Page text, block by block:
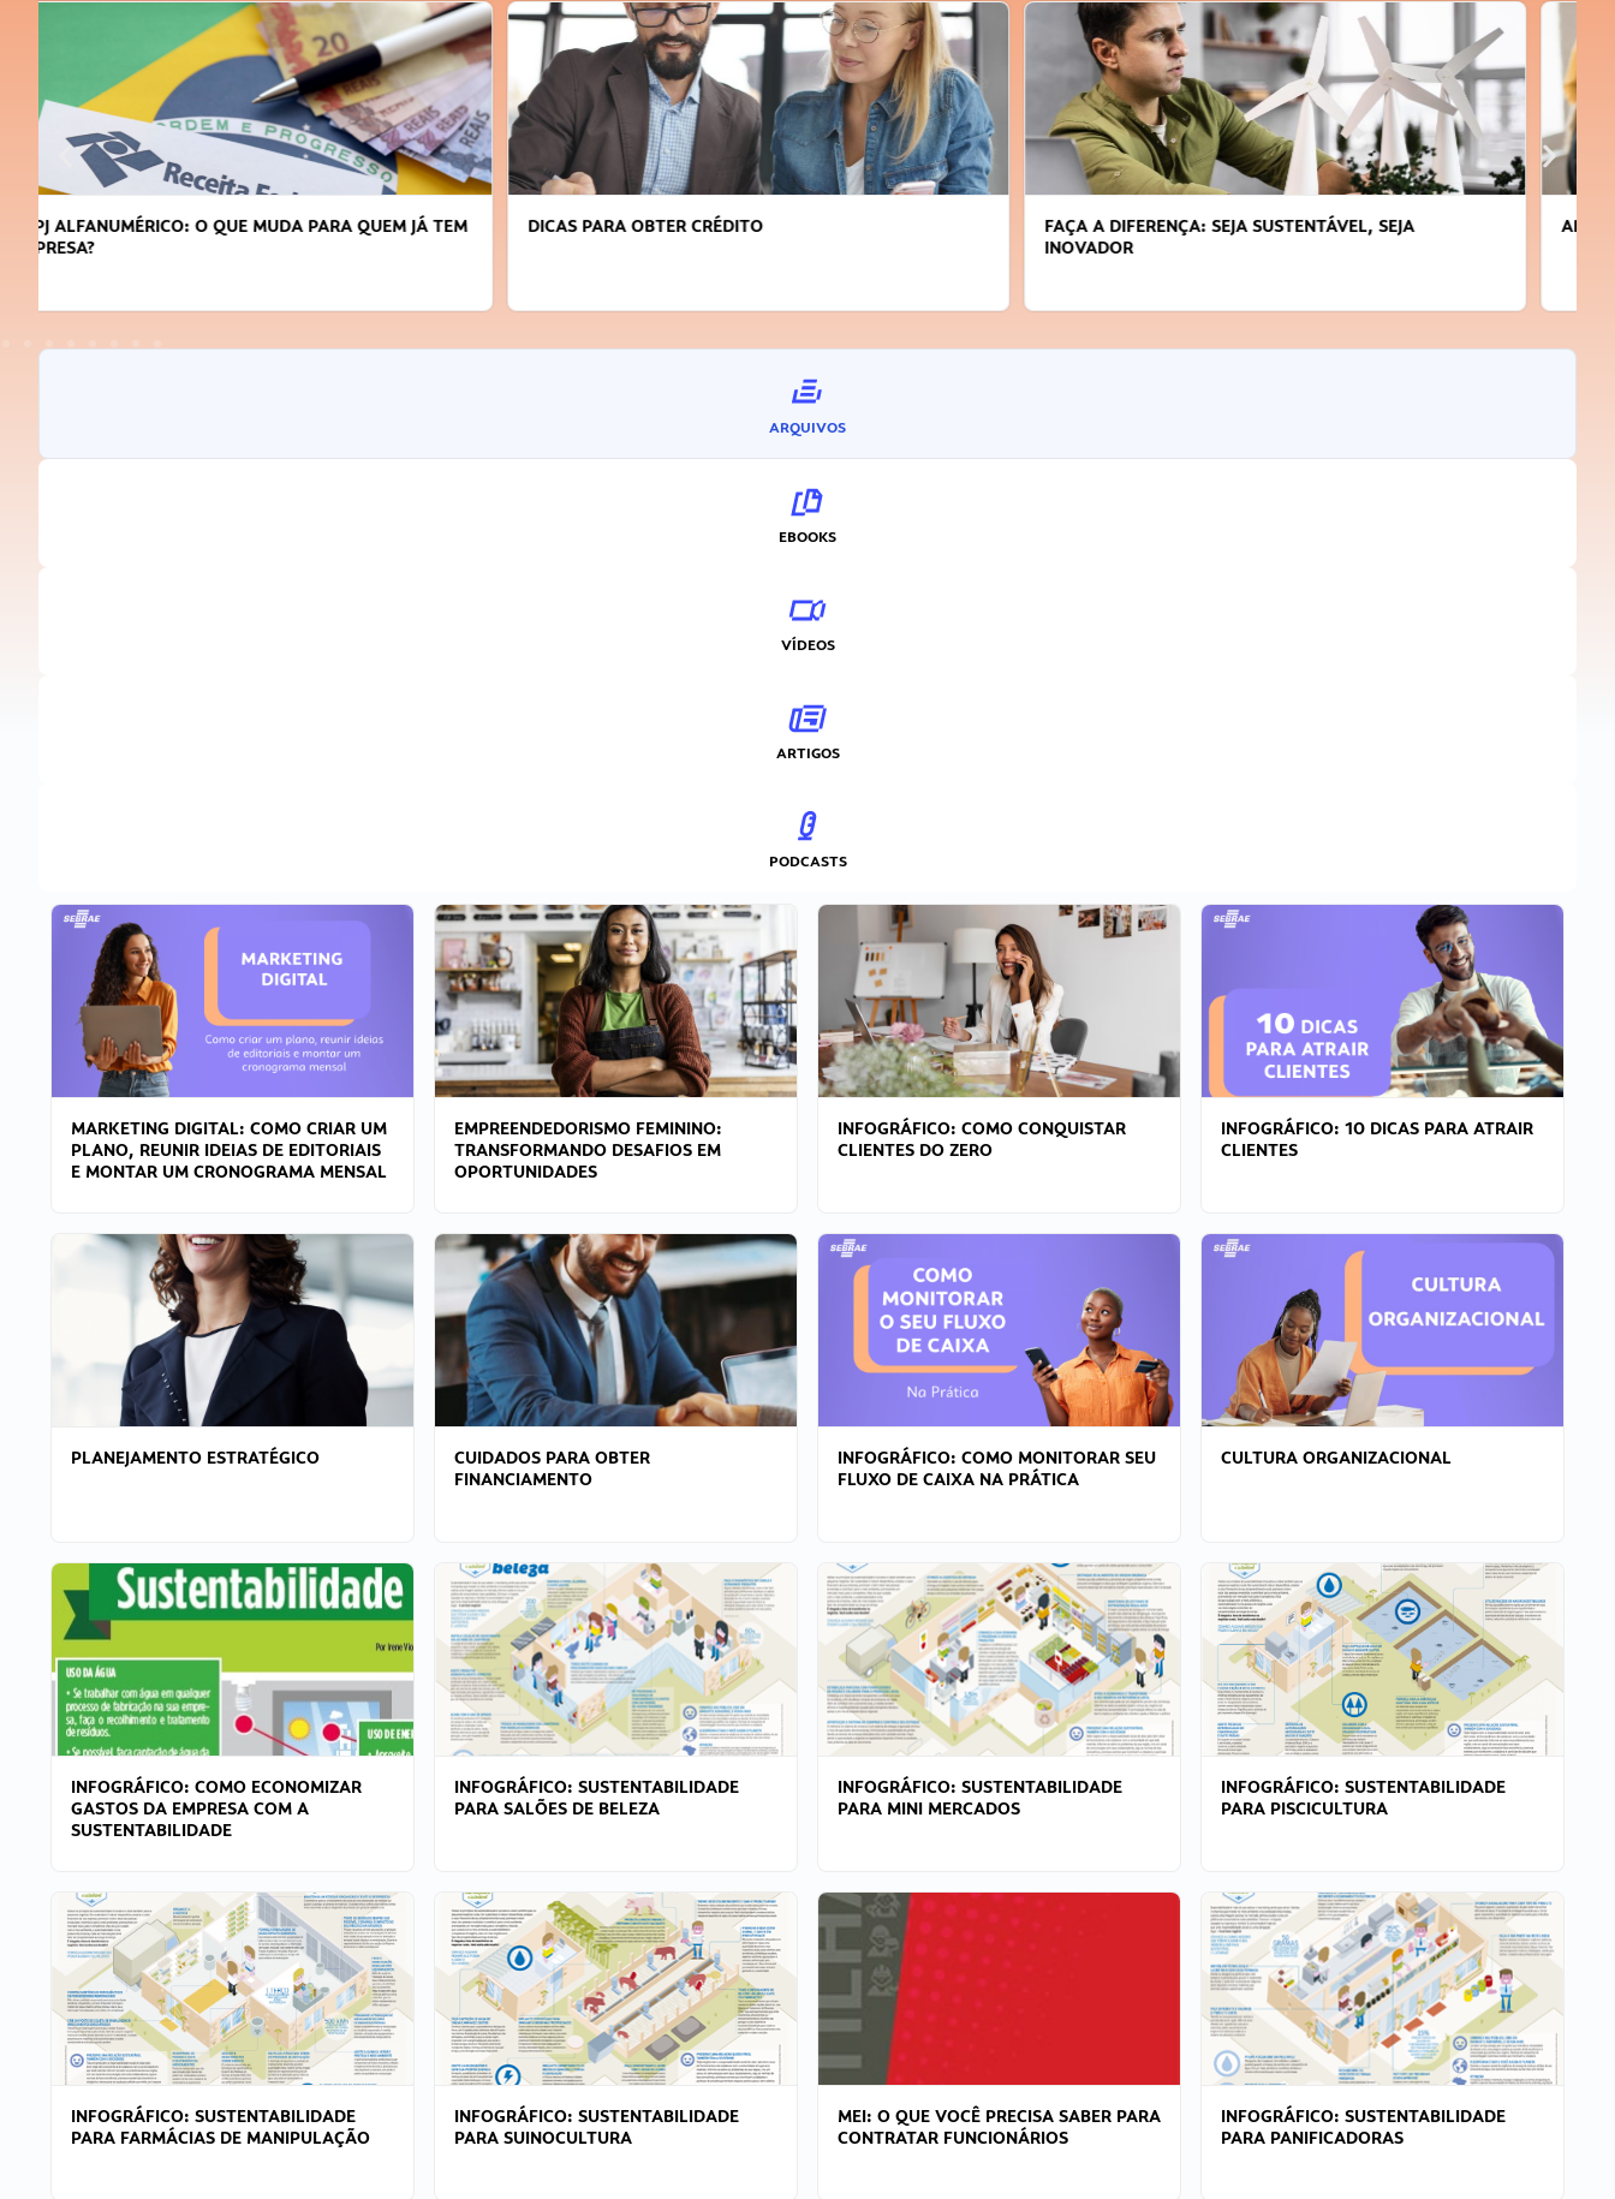
DICAS PARA OBTER CRÉDITO
FAÇA A DIFERENÇA: SEJA SUSTENTÁVEL, SEJA
APRENDA A GERENCIAR O SEU TEMPO
ARQUIVOS
EBOOKS
VÍDEOS
ARTIGOS
PODCASTS
MARKETING DIGITAL: COMO CRIAR UM
PLANO, REUNIR IDEIAS DE EDITORIAIS
E MONTAR UM CRONOGRAMA MENSAL
EMPREENDEDORISMO FEMININO:
TRANSFORMANDO DESAFIOS EM
OPORTUNIDADES
INFOGRÁFICO: COMO CONQUISTAR
CLIENTES DO ZERO
INFOGRÁFICO: 10 DICAS PARA ATRAIR
CLIENTES
PLANEJAMENTO ESTRATÉGICO
CUIDADOS PARA OBTER
FINANCIAMENTO
INFOGRÁFICO: COMO MONITORAR SEU
FLUXO DE CAIXA NA PRÁTICA
CULTURA ORGANIZACIONAL
INFOGRÁFICO: COMO ECONOMIZAR
GASTOS DA EMPRESA COM A
SUSTENTABILIDADE
INFOGRÁFICO: SUSTENTABILIDADE
PARA SALÕES DE BELEZA
INFOGRÁFICO: SUSTENTABILIDADE
PARA MINI MERCADOS
INFOGRÁFICO: SUSTENTABILIDADE
PARA PISCICULTURA
INFOGRÁFICO: SUSTENTABILIDADE
PARA FARMÁCIAS DE MANIPULAÇÃO
INFOGRÁFICO: SUSTENTABILIDADE
PARA SUINOCULTURA
MEI: O QUE VOCÊ PRECISA SABER PARA
CONTRATAR FUNCIONÁRIOS
INFOGRÁFICO: SUSTENTABILIDADE
PARA PANIFICADORAS